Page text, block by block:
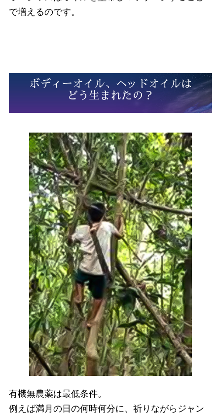
で増えるのです。
ボディーオイル、ヘッドオイルは
どう生まれたの？
有機無農薬は最低条件。
例えば満月の日の何時何分に、祈りながらジャン